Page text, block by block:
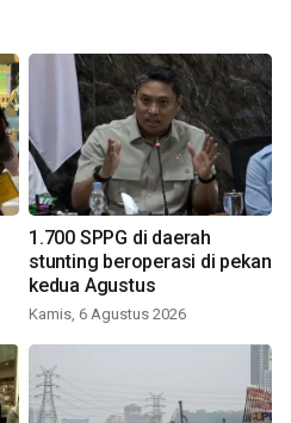
1.700 SPPG di daerah
stunting beroperasi di pekan
kedua Agustus
Kamis, 6 Agustus 2026